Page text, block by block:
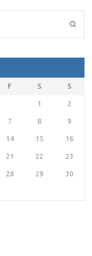
F S S
1 2
7 8 9
14 15 16
21 22 23
28 29 30